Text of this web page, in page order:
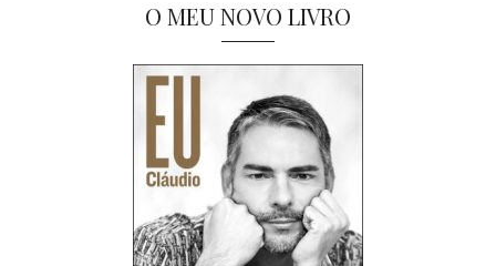
O MEU NOVO LIVRO